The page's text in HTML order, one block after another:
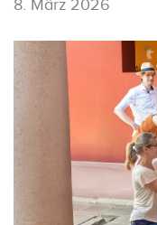
8. März 2026